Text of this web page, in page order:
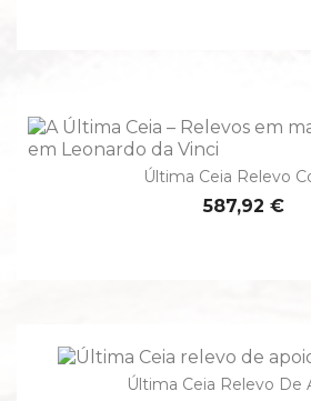
Última Ceia Relevo
587,92 €
Última Ceia Relevo De